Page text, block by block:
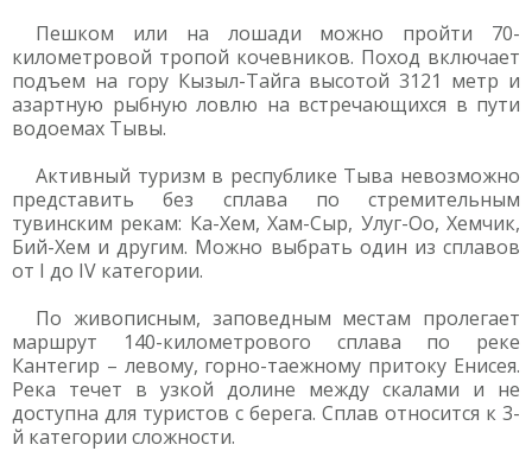
Пешком или на лошади можно пройти 70-
километровой тропой кочевников. Поход включает
подъем на гору Кызыл-Тайга высотой 3121 метр и
азартную рыбную ловлю на встречающихся в пути
водоемах Тывы.
Активный туризм в республике Тыва невозможно
представить без сплава по стремительным
тувинским рекам: Ка-Хем, Хам-Сыр, Улуг-Оо, Хемчик,
Бий-Хем и другим. Можно выбрать один из сплавов
от I до IV категории.
По живописным, заповедным местам пролегает
маршрут 140-километрового сплава по реке
Кантегир – левому, горно-таежному притоку Енисея.
Река течет в узкой долине между скалами и не
доступна для туристов с берега. Сплав относится к 3-
й категории сложности.